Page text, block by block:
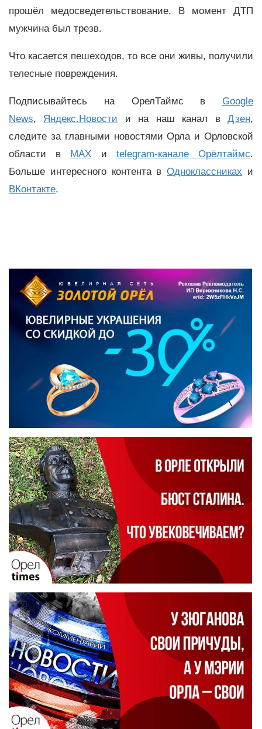
прошёл медосведетельствование. В момент ДТП
мужчина был трезв.
Что касается пешеходов, то все они живы, получили
телесные повреждения.
Подписывайтесь на ОрелТаймс в Google
News, Яндекс.Новости и на наш канал вДзен,
следите за главными новостями Орла и Орловской
области в MAX и telegram-канале Орёлтаймс.
Больше интересного контента вОдноклассниках и
ВКонтакте.